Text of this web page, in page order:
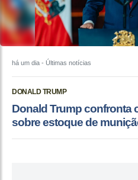
há um dia - Últimas notícias
DONALD TRUMP
Donald Trump confronta
sobre estoque de